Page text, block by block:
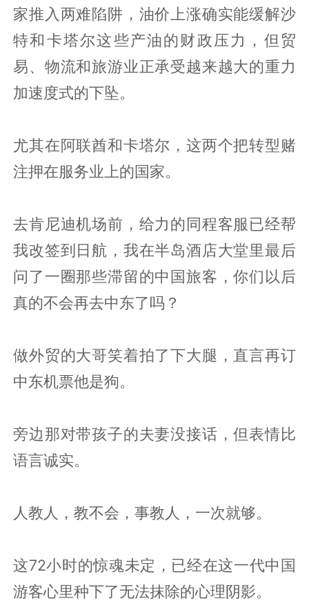
家推入两难陷阱，油价上涨确实能缓解沙
特和卡塔尔这些产油的财政压力，但贸
易、物流和旅游业正承受越来越大的重力
加速度式的下坠。
尤其在阿联酋和卡塔尔，这两个把转型赌
注押在服务业上的国家。
去肯尼迪机场前，给力的同程客服已经帮
我改签到日航，我在半岛酒店大堂里最后
问了一圈那些滞留的中国旅客，你们以后
真的不会再去中东了吗？
做外贸的大哥笑着拍了下大腿，直言再订
中东机票他是狗。
旁边那对带孩子的夫妻没接话，但表情比
语言诚实。
人教人，教不会，事教人，一次就够。
这72小时的惊魂未定，已经在这一代中国
游客心里种下了无法抹除的心理阴影。